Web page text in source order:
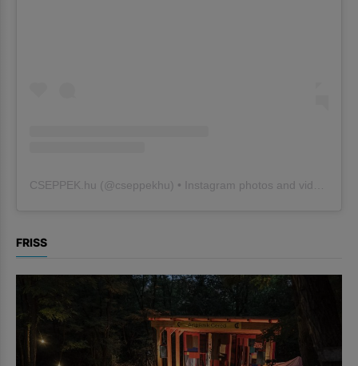
CSEPPEK.hu (@cseppekhu ) • Instagram photos and videos
FRISS